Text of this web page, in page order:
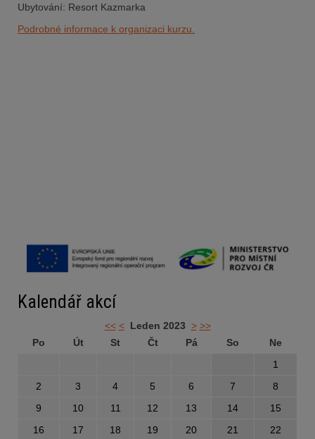
Ubytování: Resort Kazmarka
Podrobné informace k organizaci kurzu.
Kalendář akcí
<< < Leden 2023 > >>
Po
Út St Čt Pá So
Ne
1
2
3 4 5 6 7
8
9
10 11 12 13 14
15
16
17 18 19 20 21
22